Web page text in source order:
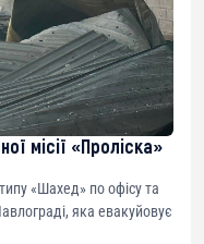
місії «Проліска»
«Шахед» по офісу та
яка евакуйовує